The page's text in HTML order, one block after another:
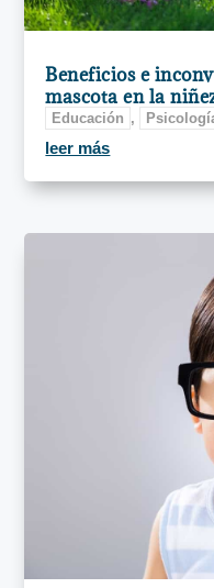
Beneficios e
mascota en la
Educación ,
leer más